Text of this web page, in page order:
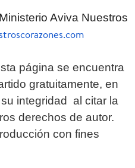
Aviva Nuestros
página se encuentra
gratuitamente, en
integridad al citar la
derechos de autor.
con fines